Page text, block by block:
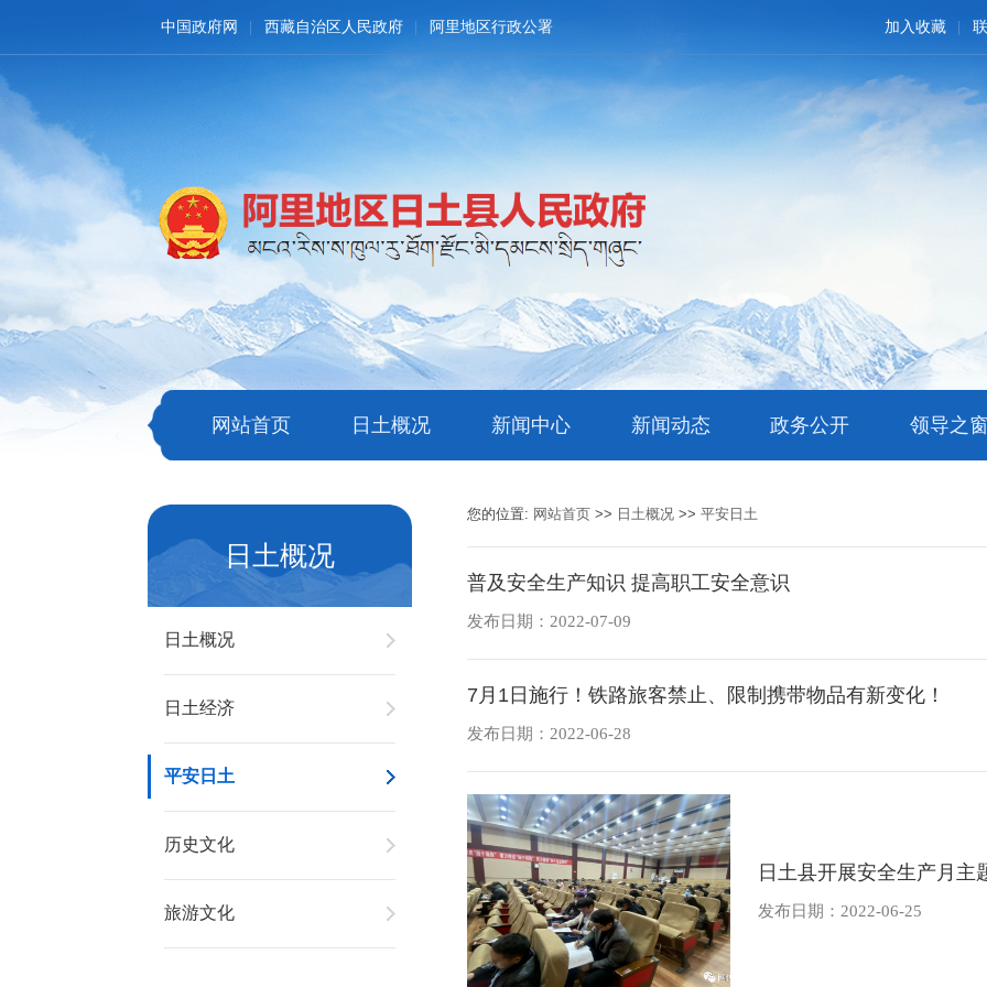
中国政府网 西藏自治区人民政府 阿里地区行政公署 加入收藏
网站首页 日土概况 新闻中心 新闻动态 政务公开 领导之
日土概况
日土概况
日土经济
平安日土
历史文化
旅游文化
您的位置: 网站首页 >> 日土概况 >>平安日土
普及安全生产知识 提高职工安全意识
发布日期：2022-07-09
7月1日施行！铁路旅客禁止、限制携带物品有新变化！
发布日期：2022-06-28
日土县开展安全生产月主
发布日期：2022-06-25